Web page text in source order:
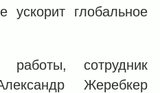
глобальное
сотрудник
Жеребкер